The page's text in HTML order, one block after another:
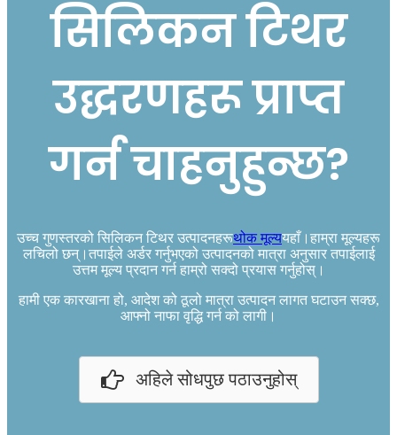
सिलिकन टिथर
उद्धरणहरू प्राप्त
गर्न चाहनुहुन्छ?
उच्च गुणस्तरको सिलिकन टिथर उत्पादनहरूथोक मूल्ययहाँ।हाम्रा मूल्यहरू
लचिलो छन्।तपाईले अर्डर गर्नुभएको उत्पादनको मात्रा अनुसार तपाईलाई
उत्तम मूल्य प्रदान गर्न हाम्रो सक्दो प्रयास गर्नुहोस्।
हामी एक कारखाना हो, आदेश को ठूलो मात्रा उत्पादन लागत घटाउन सक्छ,
आफ्नो नाफा वृद्धि गर्न को लागी।
अहिले सोधपुछ पठाउनुहोस्